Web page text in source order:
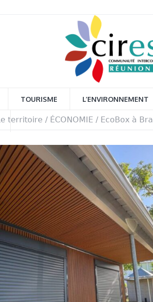
TOURISME L’ENVIRONNEMENT
territoire / ÉCONOMIE / EcoBox à